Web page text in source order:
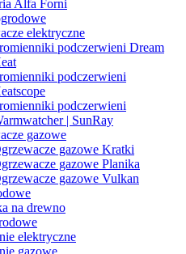
Alfa Forni
elektryczne
podczerwieni Dream
podczerwieni
podczerwieni
| SunRay
gazowe
gazowe Kratki
gazowe Planika
gazowe Vulkan
na drewno
elektryczne
gazowe